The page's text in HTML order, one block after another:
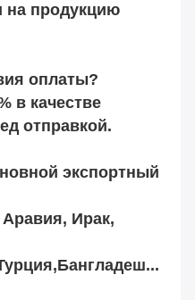
на продукцию
оплаты?
в качестве
отправкой.
экспортный
Ирак,